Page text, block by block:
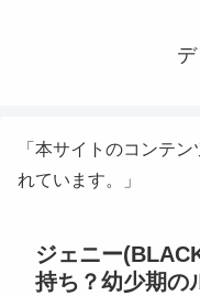
「本サイトのコンテ
れています。」
ジェニー
持ち？幼少期の